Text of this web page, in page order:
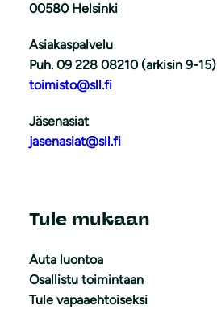
00580 Helsinki
Asiakaspalvelu
Puh. 09 228 08210 (arkisin 9-15)
toimisto@sll.fi
Jäsenasiat
jasenasiat@sll.fi
Tule mukaan
Auta luontoa
Osallistu toimintaan
Tule vapaaehtoiseksi